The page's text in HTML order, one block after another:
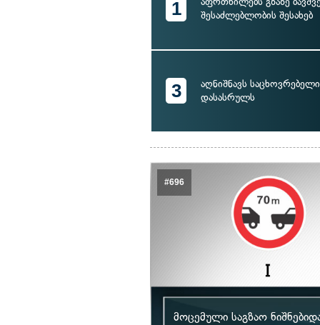
1
შესაძლებლობის შესახებ
3
აღნიშნავს
დასასრულს
#696
მოცემული საგზაო